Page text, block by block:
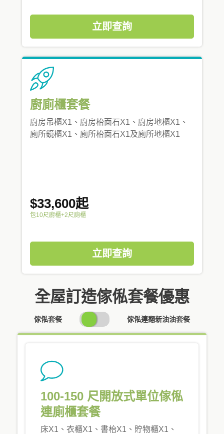
立即查詢
廚廁櫃套餐
廚房吊櫃X1、廚房枱面石X1、廚房地櫃X1、
廁所鏡櫃X1、廁所枱面石X1及廁所地櫃X1
$33,600起
包10尺廚櫃+2尺廁櫃
立即查詢
全屋訂造傢俬套餐優惠
傢俬套餐
SWITCH
PRICING
傢俬連翻新油油套餐
100-150 尺開放式單位傢俬
連廁櫃套餐
床X1、衣櫃X1、書枱X1、貯物櫃X1、